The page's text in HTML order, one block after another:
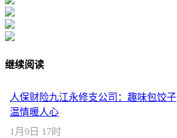
继续阅读
人保财险九江永修支公司：趣味包饺子
温情暖人心
1月9日 17时